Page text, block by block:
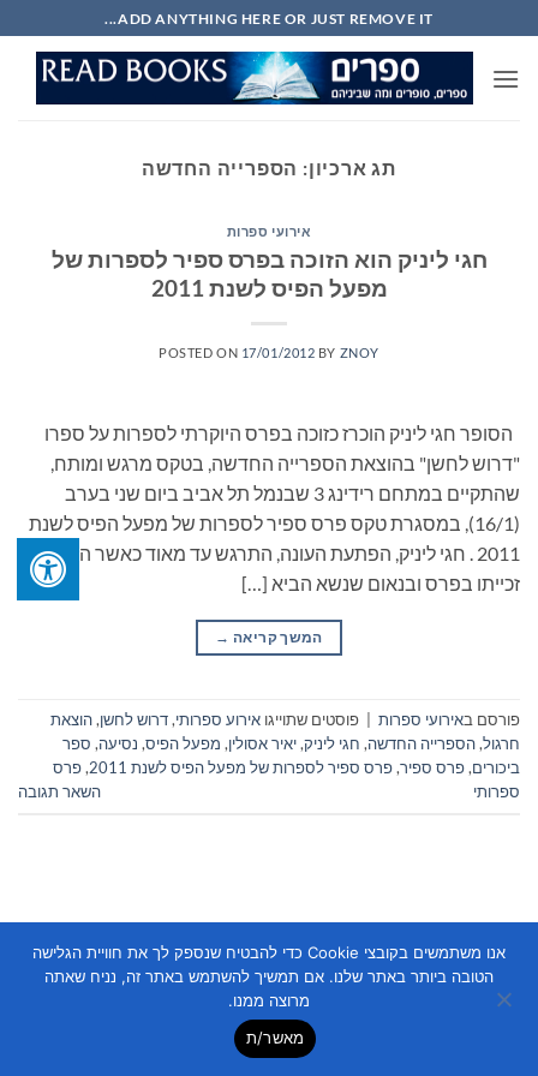
to
content
ADD ANYTHING HERE OR JUST REMOVE IT...
תג ארכיון: הספרייה החדשה
אירועי ספרות
חגי ליניק הוא הזוכה בפרס ספיר לספרות של
מפעל הפיס לשנת 2011
POSTED ON 17/01/2012 BY ZNOY
הסופר חגי ליניק הוכרז כזוכה בפרס היוקרתי לספרות על ספרו
"דרוש לחשן" בהוצאת הספרייה החדשה, בטקס מרגש ומותח,
שהתקיים במתחם רידינג 3 שבנמל תל אביב ביום שני בערב
(16/1), במסגרת טקס פרס ספיר לספרות של מפעל הפיס לשנת
2011 . חגי ליניק, הפתעת העונה, התרגש עד מאוד כאשר הכריזו על
זכייתו בפרס ובנאום שנשא הביא […]
המשך קריאה →
פורסם באירועי ספרות פוסטים שתוייגו אירוע ספרותי,דרוש לחשן,הוצאת
חרגול,הספרייה החדשה, חגי ליניק,יאיר אסולין, מפעל הפיס, נסיעה, ספר
ביכורים,פרס ספיר,פרס ספיר לספרות של מפעל הפיס לשנת 2011 ,פרס
ספרותי
השאר תגובה
Copyright 2026 ©Flatsome Theme
אנו משתמשים בקובצי Cookie כדי להבטיח שנספק לך את חוויית הגלישה
הטובה ביותר באתר שלנו. אם תמשיך להשתמש באתר זה, נניח שאתה
מרוצה ממנו.
מאשר/ת